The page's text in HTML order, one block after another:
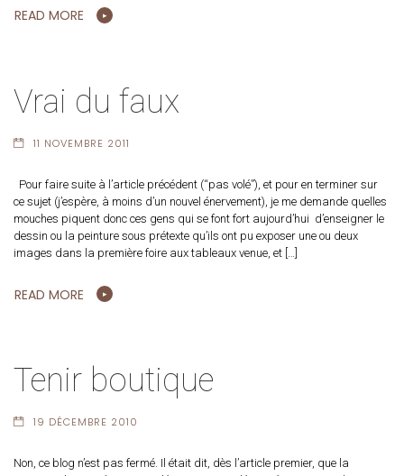
READ MORE
Vrai du faux
11 NOVEMBRE 2011
Pour faire suite à l’article précédent (“pas volé”), et pour en terminer sur
ce sujet (j’espère, à moins d’un nouvel énervement), je me demande quelles
mouches piquent donc ces gens qui se font fort aujourd’hui d’enseigner le
dessin ou la peinture sous prétexte qu’ils ont pu exposer une ou deux
images dans la première foire aux tableaux venue, et […]
READ MORE
Tenir boutique
19 DÉCEMBRE 2010
Non, ce blog n’est pas fermé. Il était dit, dès l’article premier, que la